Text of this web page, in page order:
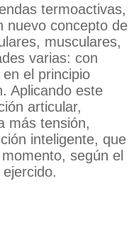
termoactivas,
nuevo concepto de
musculares,
varias: con
el principio
Aplicando este
articular,
más tensión,
inteligente, que
según el